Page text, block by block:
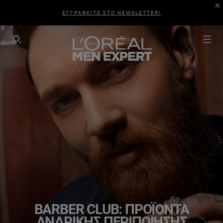
ΕΓΓΡΑΦΕΙΤΕ ΣΤΟ NEWSLETTER!
SEARCH THIS SITE
BARBER CLUB: ΠΡΟΪΌΝΤΑ